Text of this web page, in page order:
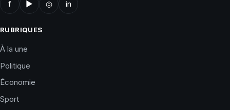
f ▶ ◎ in
RUBRIQUES
À la une
Politique
Économie
Sport